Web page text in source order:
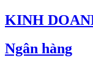
KINH
Ngân hàng